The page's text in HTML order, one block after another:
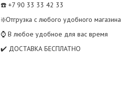
☎️ +7 90 33 33 42 33
❇️Отгрузка с любого удобного магазина
⌚ В любое удобное для вас время
✔️ ДОСТАВКА БЕСПЛАТНО